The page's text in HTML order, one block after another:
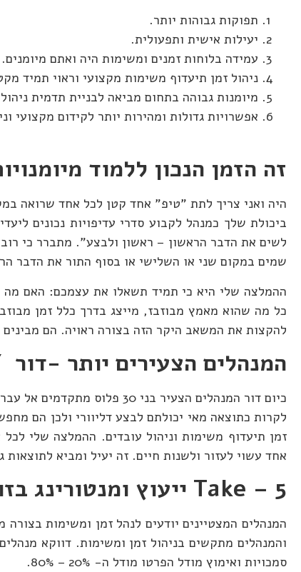
תפוקות גבוהות יותר.
יעילות אישית ותפעולית.
עמידה בלוחות זמנים ומשימות היה ואתם
ניהול זמן תיעדוף משימות מקצועי וראוי תמיד
מיומנות גבוהה בתחום מביאה לבניית תדמית
אפשרויות גדולות ומהירות יותר לקידום מקצועי
זה הזמן הנכון ללמוד
היה ואני צריך לתת "טיפ" אחד קטן לכל אחד שרואה
ביכולת שלך כמנהל לקבוע סדרי עדיפויות נכונים
לשים את הדבר הראשון – ראשון ולבצע". מתברר כי
שמים במקום שני או השלישי או בסוף התור את הדבר
ההמלצה שלי היא כי תמיד תשאלו את עצמכם: האם מה
כל מה שהוא מאמץ מבוזבז, מייצג בדרך כלל זמן
להקצות את המשאב היקר הזה בצורה ראויה. הם
המנהלים הצעירים יותר -דור
כיום דור המנהלים הצעיר
לקרות כתוצאה מאי יכולתם לבצע דליוורי ולכן הם
אחד עשוי לעזור ולשנות חיים. זה יעיל ומביא
Take – 5 ייעוץ ומנטורינג
והמנהלים מתקשים בניהול זמן ומשימות. דווקא
סמכויות ואימוץ מודל הפרטו מודל ה- 20% – 80%.